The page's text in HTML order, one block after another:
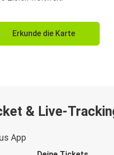
Erkunde die Karte
& Live-
App